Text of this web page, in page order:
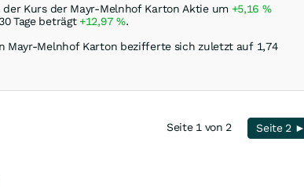
der Kurs der Mayr-Melnhof Karton Aktie um +5,16 %
Tage beträgt+12,97 %.
Mayr-Melnhof Karton bezifferte sich zuletzt auf 1,74
Seite 1 von 2 Seite 2 ►